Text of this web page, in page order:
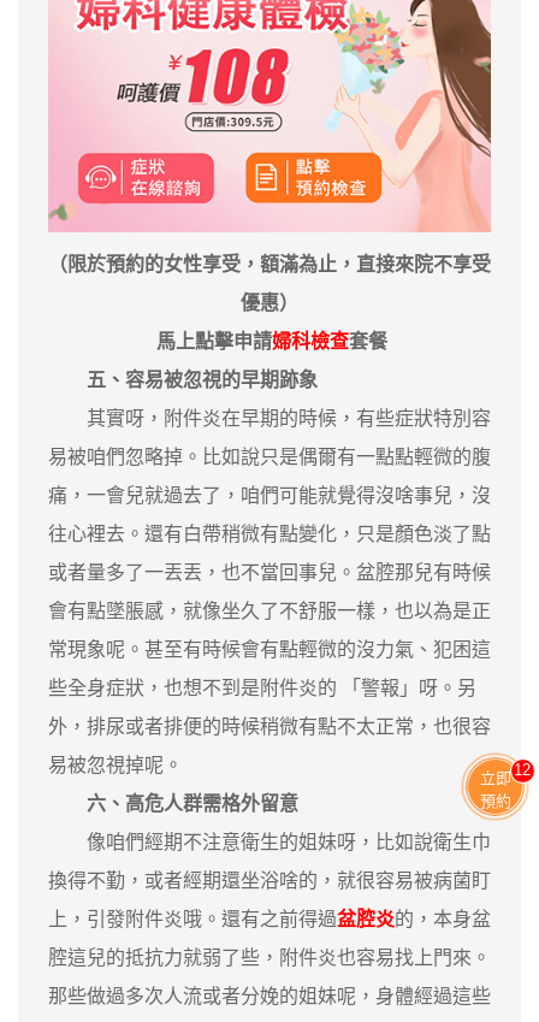
（限於預約的女性享受，額滿為止，直接來院不享受
優惠）
馬上點擊申請婦科檢查套餐
五、容易被忽視的早期跡象
其實呀，附件炎在早期的時候，有些症狀特別容
易被咱們忽略掉。比如說只是偶爾有一點點輕微的腹
痛，一會兒就過去了，咱們可能就覺得沒啥事兒，沒
往心裡去。還有白帶稍微有點變化，只是顏色淡了點
或者量多了一丟丟，也不當回事兒。盆腔那兒有時候
會有點墜脹感，就像坐久了不舒服一樣，也以為是正
常現象呢。甚至有時候會有點輕微的沒力氣、犯困這
些全身症狀，也想不到是附件炎的 「警報」呀。另
外，排尿或者排便的時候稍微有點不太正常，也很容
易被忽視掉呢。
六、高危人群需格外留意
像咱們經期不注意衛生的姐妹呀，比如說衛生巾
換得不勤，或者經期還坐浴啥的，就很容易被病菌盯
上，引發附件炎哦。還有之前得過盆腔炎的，本身盆
腔這兒的抵抗力就弱了些，附件炎也容易找上門來。
那些做過多次人流或者分娩的姐妹呢，身體經過這些
立即
預約
13